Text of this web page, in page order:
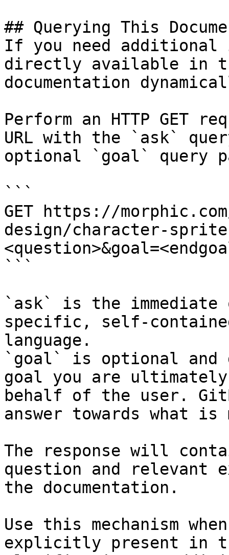
## Querying This
If you need
directly available in
documentation
Perform an HTTP GET
URL with the `ask`
optional `goal` query
```
GET https://
design/character-
```
`ask` is the
specific, self-
language.
`goal` is optional and
goal you are
behalf of the user.
answer towards what
The response will
question and relevant
the documentation.
Use this mechanism
explicitly present in